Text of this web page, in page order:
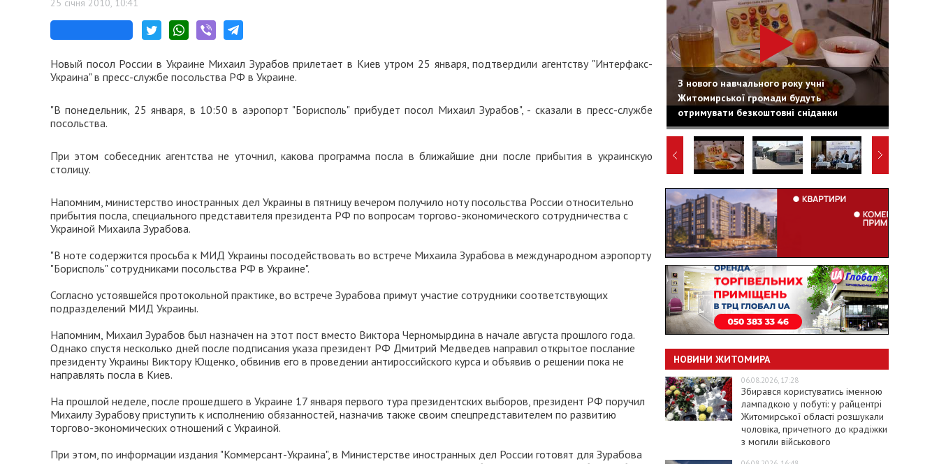
25 січня 2010, 10:41
Новый посол России в Украине Михаил Зурабов прилетает в Киев утром 25 января, подтвердили агентству "Интерфакс-
Украина" в пресс-службе посольства РФ в Украине.
"В понедельник, 25 января, в 10:50 в аэропорт "Борисполь" прибудет посол Михаил Зурабов", - сказали в пресс-службе
посольства.
При этом собеседник агентства не уточнил, какова программа посла в ближайшие дни после прибытия в украинскую
столицу.
Напомним, министерство иностранных дел Украины в пятницу вечером получило ноту посольства России относительно
прибытия посла, специального представителя президента РФ по вопросам торгово-экономического сотрудничества с
Украиной Михаила Зурабова.
"В ноте содержится просьба к МИД Украины посодействовать во встрече Михаила Зурабова в международном аэропорту
"Борисполь" сотрудниками посольства РФ в Украине".
Согласно устоявшейся протокольной практике, во встрече Зурабова примут участие сотрудники соответствующих
подразделений МИД Украины.
Напомним, Михаил Зурабов был назначен на этот пост вместо Виктора Черномырдина в начале августа прошлого года.
Однако спустя несколько дней после подписания указа президент РФ Дмитрий Медведев направил открытое послание
президенту Украины Виктору Ющенко, обвинив его в проведении антироссийского курса и объявив о решении пока не
направлять посла в Киев.
На прошлой неделе, после прошедшего в Украине 17 января первого тура президентских выборов, президент РФ поручил
Михаилу Зурабову приступить к исполнению обязанностей, назначив также своим спецпредставителем по развитию
торгово-экономических отношений с Украиной.
При этом, по информации издания "Коммерсант-Украина", в Министерстве иностранных дел России готовят для Зурабова
З нового навчального року учні
Житомирської громади будуть
отримувати безкоштовні сніданки
НОВИНИ ЖИТОМИРА
06.08.2026, 17:28
Збирався користуватись іменною
лампадкою у побуті: у райцентрі
Житомирської області розшукали
чоловіка, причетного до крадіжки
з могили військового